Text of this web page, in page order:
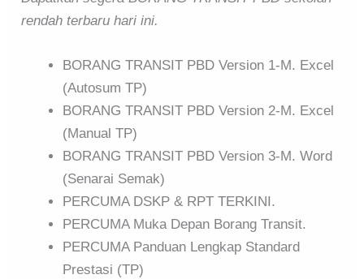
rendah terbaru hari ini.
BORANG TRANSIT PBD Version 1-M. Excel
(Autosum TP)
BORANG TRANSIT PBD Version 2-M. Excel
(Manual TP)
BORANG TRANSIT PBD Version 3-M. Word
(Senarai Semak)
PERCUMA DSKP & RPT TERKINI.
PERCUMA Muka Depan Borang Transit.
PERCUMA Panduan Lengkap Standard
Prestasi (TP)